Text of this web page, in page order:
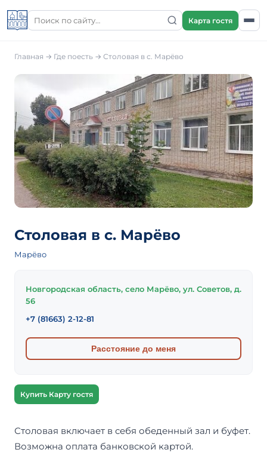
Карта гостя
Главная → Где поесть → Столовая в с. Марёво
Столовая в с. Марёво
Марёво
Новгородская область, село Марёво, ул. Советов, д.
56
+7 (81663) 2-12-81
Расстояние до меня
Купить Карту гостя
Столовая включает в себя обеденный зал и буфет.
Возможна оплата банковской картой.